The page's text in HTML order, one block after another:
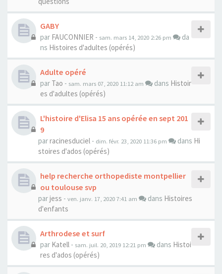
GABY
par FAUCONNIER - sam. mars 14, 2020 2:26 pm
da
ns Histoires d'adultes (opérés)
Adulte opéré
par Tao - sam. mars 07, 2020 11:12 am dans Histoir
es d'adultes (opérés)
L'histoire d'Elisa 15 ans opérée en sept 201
9
parracinesduciel - dim. févr. 23, 2020 11:36 pm dans Hi
stoires d'ados (opérés)
help recherche orthopediste montpellier
ou toulouse svp
parjess - ven. janv. 17, 2020 7:41 am dans Histoires
d'enfants
Arthrodese et surf
par Katell - sam. juil. 20, 2019 12:21 pm dans Histoi
res d'ados (opérés)